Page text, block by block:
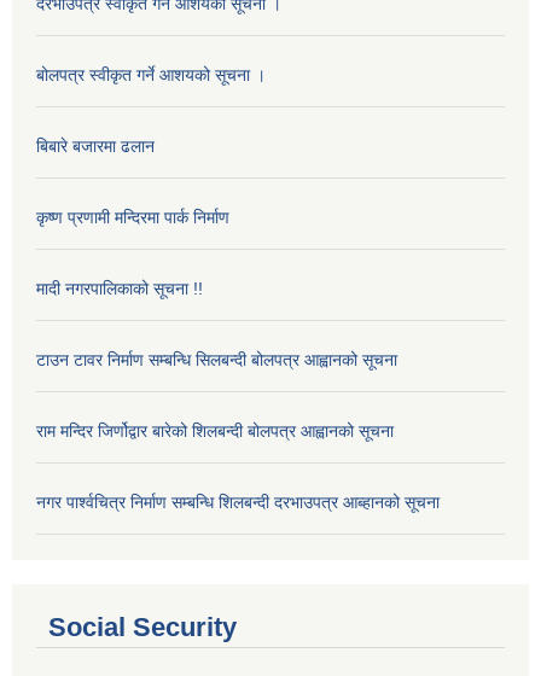
बोलपत्र स्वीकृत गर्ने आशयको सूचना ।
बिबारे बजारमा ढलान
कृष्ण प्रणामी मन्दिरमा पार्क निर्माण
मादी नगरपालिकाको सूचना !!
टाउन टावर निर्माण सम्बन्धि सिलबन्दी बोलपत्र आह्वानको सूचना
राम मन्दिर जिर्णोद्वार बारेको शिलबन्दी बोलपत्र आह्वानको सूचना
नगर पार्श्वचित्र निर्माण सम्बन्धि शिलबन्दी दरभाउपत्र आब्हानको सूचना
Social Security